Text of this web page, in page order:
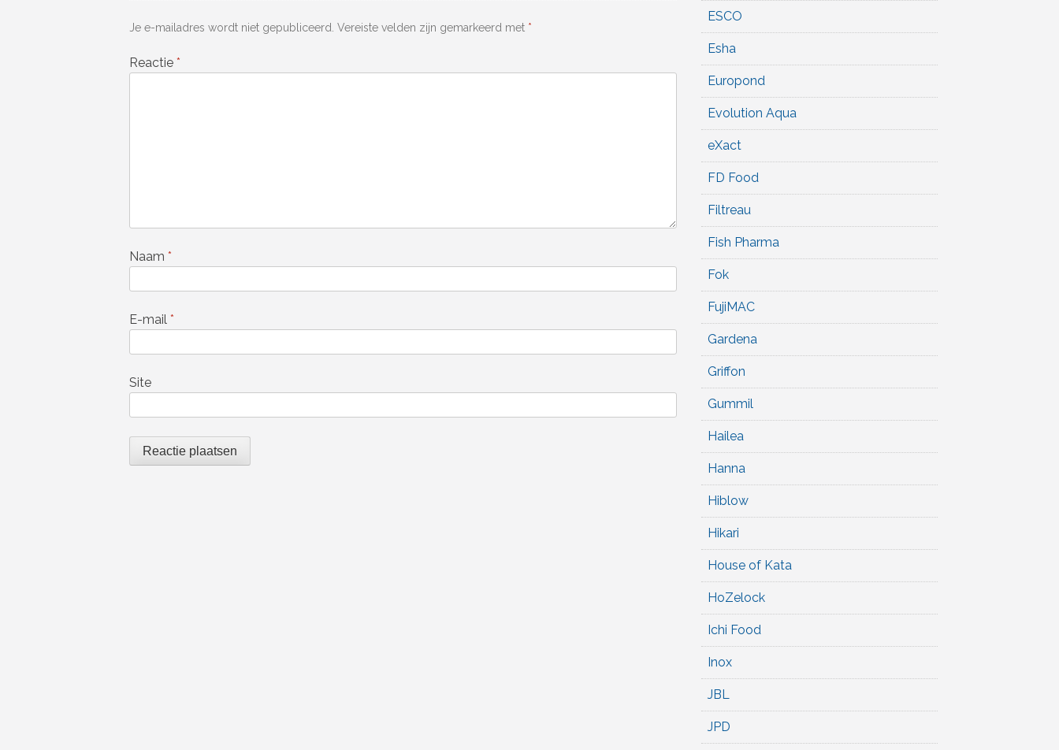
Je e-mailadres wordt niet gepubliceerd. Vereiste velden zijn gemarkeerd met *
Reactie *
Naam *
E-mail *
Site
ESCO
Esha
Europond
Evolution Aqua
eXact
FD Food
Filtreau
Fish Pharma
Fok
FujiMAC
Gardena
Griffon
Gummil
Hailea
Hanna
Hiblow
Hikari
House of Kata
HoZelock
Ichi Food
Inox
JBL
JPD